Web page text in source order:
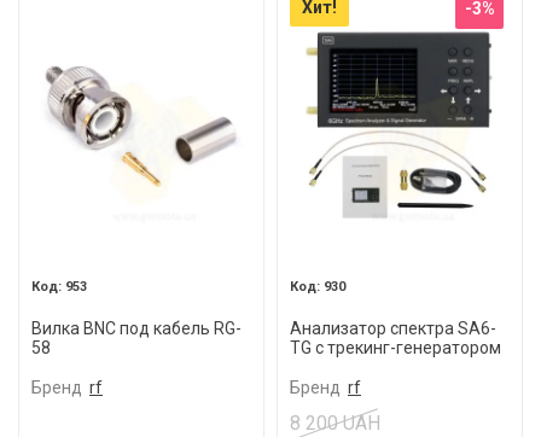
953
Вилка BNC под кабель RG-
58
Бренд rf
Хит! -3%
930
Анализатор спектра SA6-
TG с трекинг-генератором
Бренд rf
8 200 UAH